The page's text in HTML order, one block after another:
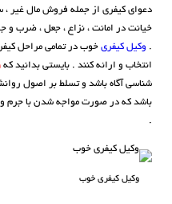
دعوای کیفری از جمله فروش مال غیر
خیانت در امانت ، نزاع ، جعل ، ضرب و
. وکیل کیفری خوب در تمامی مراحل
انتخاب و ارائه کنند . بایستی بدانید که
شناسی آگاه باشد و تسلط بر اصول
باشد که در صورت مواجه شدن با جرم
.
وکیل کیفری خوب